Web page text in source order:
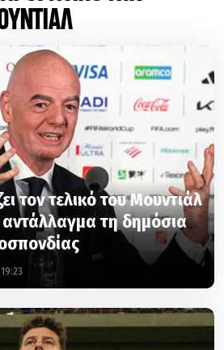
τον τελικό του Μουντιάλ
τη δημόσια